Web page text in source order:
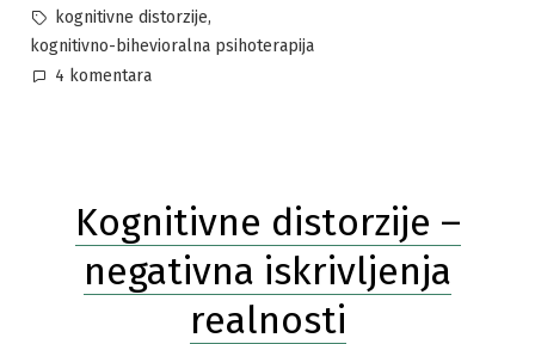
in
Tags:
kognitivne distorzije,
kognitivno-bihevioralna psihoterapija
4 komentaraza
kako
ih
promijeniti
Kognitivne distorzije –
negativna iskrivljenja
realnosti